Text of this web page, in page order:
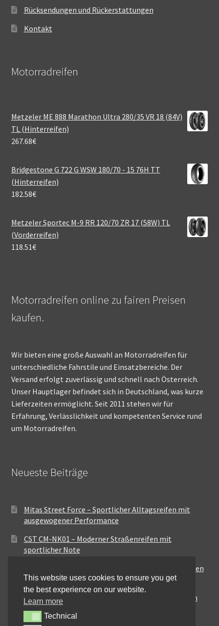
Rücksendungen und Rückerstattungen
Kontakt
Motorradreifen
Metzeler ME 888 Marathon Ultra 280/35 VR 18 (84V)
TL (Hinterreifen)
267.68€
Bridgestone G 722 G WSW 180/70 - 15 76H TT
(Hinterreifen)
182.58€
Metzeler Sportec M-9 RR 120/70 ZR 17 (58W) TL
(Vorderreifen)
118.51€
Motorradreifen online zu fairen Preisen
kaufen.
Wir bieten eine große Auswahl an Motorradreifen für
unterschiedliche Fahrstile und Einsatzbereiche. Der
Versand erfolgt zuverlässig und schnell nach Österreich.
Unser Hauptlager befindet sich in Deutschland, was kurze
Lieferzeiten ermöglicht. Seit 2011 stehen wir für
Erfahrung, Verlässlichkeit und kompetenten Service rund
um Motorradreifen.
Neueste Beiträge
Mitas Street Force – Sportlicher Alltagsreifen mit
ausgewogener Performance
CST CM-NK01 – Moderner Straßenreifen mit
sportlicher Note
Maxxis MA-ST3 – Ausgewogener Sport-Touring-Reifen
für vielseitige Einsätze
Pirelli City Demon – Zuverlässigkeit für den urbanen
Alltag
This website uses cookies to ensure you get
the best experience on our website.
Learn more
TechnicalTechnical